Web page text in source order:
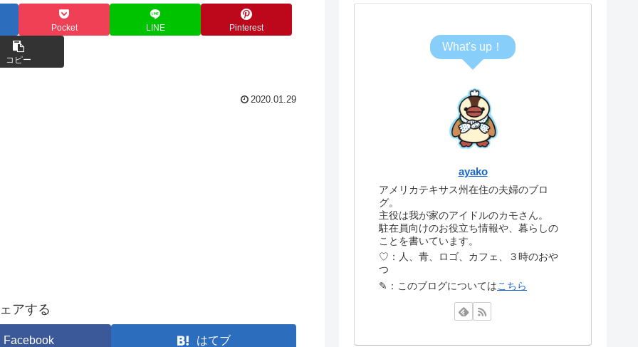
Pocket LINE Pinterest
コピー
2020.01.29
アする
Facebook はてブ
What's up！
ayako
アメリカテキサス州在住の夫婦のブロ
グ。
主役は我が家のアイドルのカモさん。
駐在員向けのお役立ち情報や、暮らしの
ことを書いています。
♡：人、青、ロゴ、カフェ、３時のおや
つ
✎：このブログについてはこちら